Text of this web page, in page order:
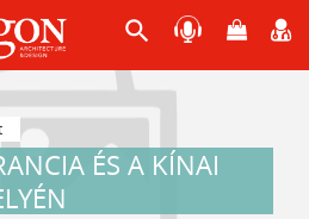
search
ÉS A KÍNAI